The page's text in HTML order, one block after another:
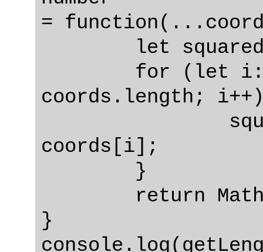
=
coords.length;
coords[i];
}